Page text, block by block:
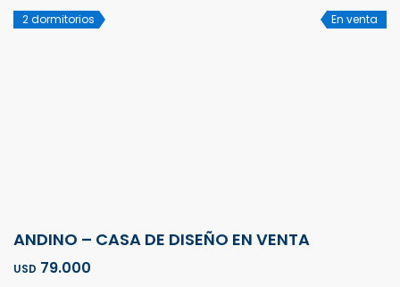
2 dormitorios En venta
ANDINO – CASA DE DISEÑO EN VENTA
USD 79.000